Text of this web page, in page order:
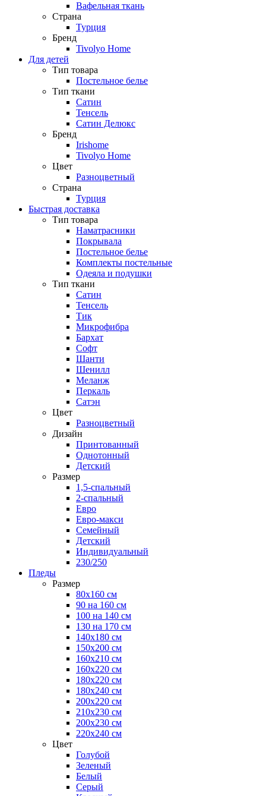
Вафельная ткань
Страна
Турция
Бренд
Tivolyo Home
Для детей
Тип товара
Постельное белье
Тип ткани
Сатин
Тенсель
Сатин Делюкс
Бренд
Irishome
Tivolyo Home
Цвет
Разноцветный
Страна
Турция
Быстрая доставка
Тип товара
Наматрасники
Покрывала
Постельное белье
Комплекты постельные
Одеяла и подушки
Тип ткани
Сатин
Тенсель
Тик
Микрофибра
Бархат
Софт
Шанти
Шенилл
Меланж
Перкаль
Сатэн
Цвет
Разноцветный
Дизайн
Принтованный
Однотонный
Детский
Размер
1,5-спальный
2-спальный
Евро
Евро-макси
Семейный
Детский
Индивидуальный
230/250
Пледы
Размер
80х160 см
90 на 160 см
100 на 140 см
130 на 170 см
140х180 см
150х200 см
160х210 см
160х220 см
180х220 см
180х240 см
200х220 см
210х230 см
200х230 см
220х240 см
Цвет
Голубой
Зеленый
Белый
Серый